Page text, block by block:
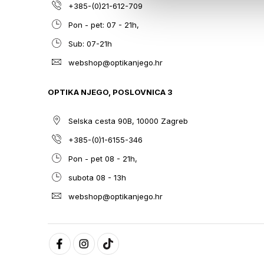
+385-(0)21-612-709
Pon - pet: 07 - 21h,
Sub: 07-21h
webshop@optikanjego.hr
OPTIKA NJEGO, POSLOVNICA 3
Selska cesta 90B, 10000 Zagreb
+385-(0)1-6155-346
Pon - pet 08 - 21h,
subota 08 - 13h
webshop@optikanjego.hr